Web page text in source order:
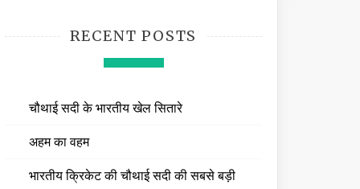
RECENT POSTS
चौथाई सदी के भारतीय खेल सितारे
अहम का वहम
भारतीय क्रिकेट की चौथाई सदी की सबसे बड़ी